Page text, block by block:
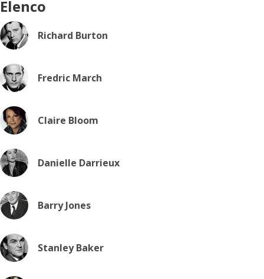
Elenco
Richard Burton
Fredric March
Claire Bloom
Danielle Darrieux
Barry Jones
Stanley Baker